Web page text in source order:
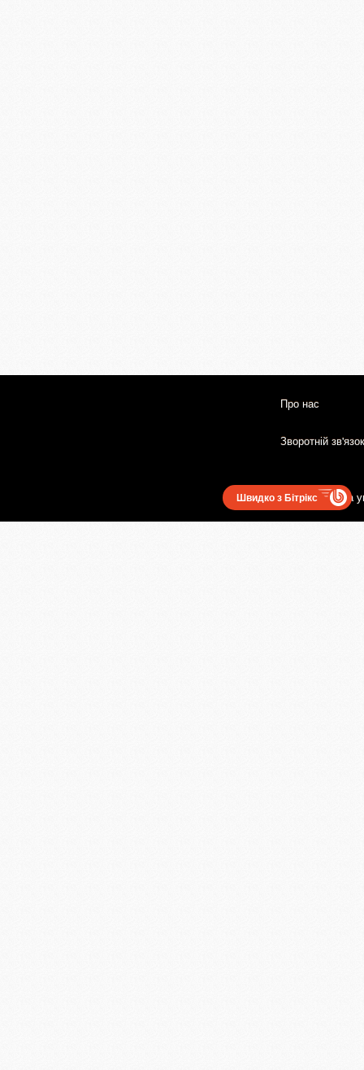
Про нас
Зворотній зв'язок
Користувацька
Швидко з Бітрікс